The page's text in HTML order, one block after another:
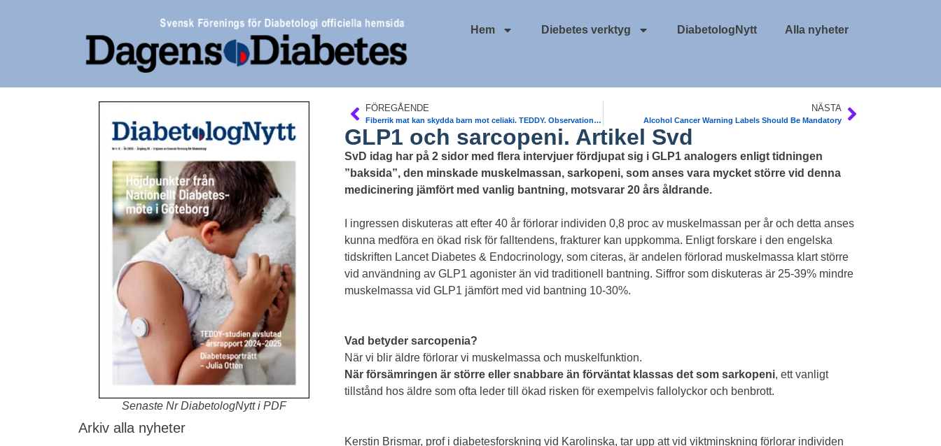
Hem Diebetes verktyg DiabetologNytt Alla nyheter
Senaste Nr DiabetologNytt i PDF
Arkiv alla nyheter
FÖREGÅENDE
Fiberrik mat kan skydda barn mot celiaki. TEDDY. Observationsstudie Lund
NÄSTA
Alcohol Cancer Warning Labels Should Be Mandatory
GLP1 och sarcopeni. Artikel Svd
SvD idag har på 2 sidor med flera intervjuer fördjupat sig i GLP1 analogers enligt tidningen
”baksida”, den minskade muskelmassan, sarkopeni, som anses vara mycket större vid denna
medicinering jämfört med vanlig bantning, motsvarar 20 års åldrande.
I ingressen diskuteras att efter 40 år förlorar individen 0,8 proc av muskelmassan per år och detta anses
kunna medföra en ökad risk för falltendens, frakturer kan uppkomma. Enligt forskare i den engelska
tidskriften Lancet Diabetes & Endocrinology, som citeras, är andelen förlorad muskelmassa klart större
vid användning av GLP1 agonister än vid traditionell bantning. Siffror som diskuteras är 25-39% mindre
muskelmassa vid GLP1 jämfört med vid bantning 10-30%.
Vad betyder sarcopenia?
När vi blir äldre förlorar vi muskelmassa och muskelfunktion.
När försämringen är större eller snabbare än förväntat klassas det som sarkopeni, ett vanligt
tillstånd hos äldre som ofta leder till ökad risken för exempelvis fallolyckor och benbrott.
Kerstin Brismar, prof i diabetesforskning vid Karolinska, tar upp att vid viktminskning förlorar individen